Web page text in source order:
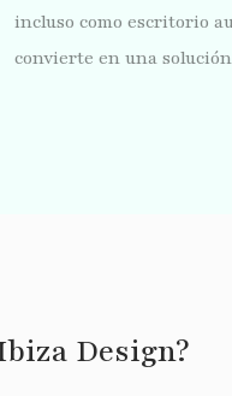
incluso como escritorio
convierte en una
Design?